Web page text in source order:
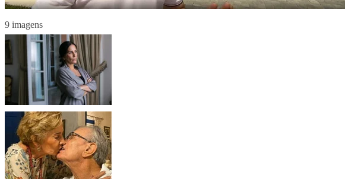
9 imagens